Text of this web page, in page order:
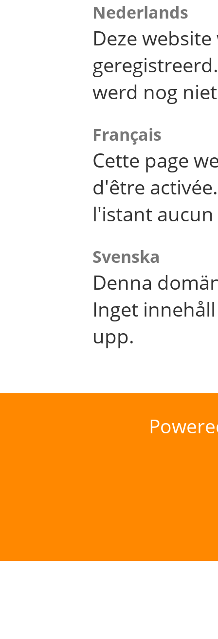
Nederlands
Deze
werd nog
Français
Cette page
d'être
l'istant
Svenska
Denna
Inget
upp.